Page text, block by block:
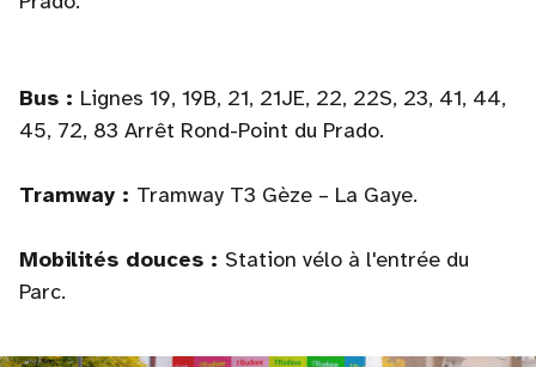
Bus : Lignes 19, 19B, 21, 21JE, 22, 22S, 23, 41, 44,
45, 72, 83 Arrêt Rond-Point du Prado.
Tramway : Tramway T3 Gèze – La Gaye.
Mobilités douces : Station vélo à l'entrée du
Parc.